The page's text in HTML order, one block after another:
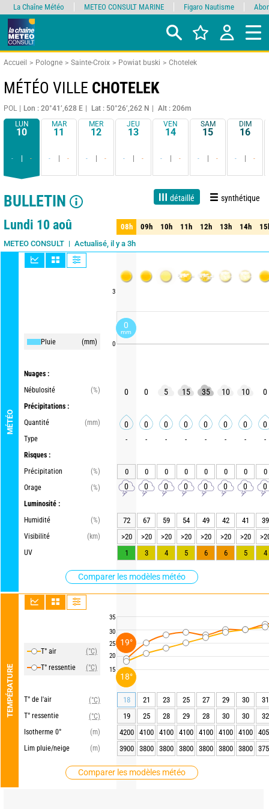
Accueil Pologne Sainte-Croix Powiat buski Chotelek
MÉTÉO VILLE CHOTELEK
POL Lon : 20°41’,628 E Lat : 50°26’,262 N
Alt : 206m
LUN
10
- -
MAR
11
- -
MER
12
- -
JEU
13
- -
VEN
14
- -
SAM
15
- -
DIM
16
- -
BULLETIN détaillé synthétique
1 jour 3 jours 7 jours 15 jours Fiabilité 90%
Lundi 10 aoû
METEO CONSULT Actualisé, il y a 3h
MÉTÉO
Pluie (mm)
Nuages :
Nébulosité
(%)
Précipitations :
Quantité
(mm)
Type
Risques :
Précipitation
(%)
Orage
(%)
Luminosité :
Humidité
(%)
Visibilité
(km)
UV
Comparer les modèles météo
TEMPÉRATURE
T° air
(°C)
T° ressentie
(°C)
T° de l'air
(°C)
T° ressentie
(°C)
Isotherme 0°
(m)
Lim pluie/neige
(m)
Comparer les modèles météo
3
0
35
30
25
20
15
08h 09h 10h 11h 12h 13h 14h
08h 09h 10h 11h 12h 13h 14h
0 0 5 15 35 10 10 0
0 0 0 0 0 0 0 0
- - - - - - - -
0 0 0 0 0 0 0 0
0 0 0 0 0 0 0 0
72 67 59 54 49 42 41
39
>20
>20 >20 >20 >20 >20 >20
1
3 4 5 6 6 5 4
18 21 23 25 27 29 30
31
19
25 28 29 28 30 30
32
4200
4100 4100 4100 4100 4100 4100
3900
3800 3800 3800 3800 3800 3800
La Chaîne Météo METEO CONSULT MARINE Figaro Nautisme
0
mm
18°
19°